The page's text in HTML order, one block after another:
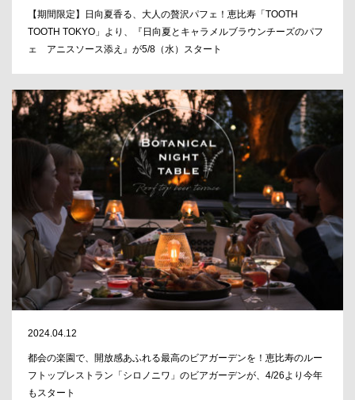
【期間限定】日向夏香る、大人の贅沢パフェ！恵比寿「TOOTH
TOOTH TOKYO」より、『日向夏とキャラメルブラウンチーズのパフ
ェ アニスソース添え』が5/8（水）スタート
2024.04.12
都会の楽園で、開放感あふれる最高のビアガーデンを！恵比寿のルー
フトップレストラン「シロノニワ」のビアガーデンが、4/26より今年
もスタート